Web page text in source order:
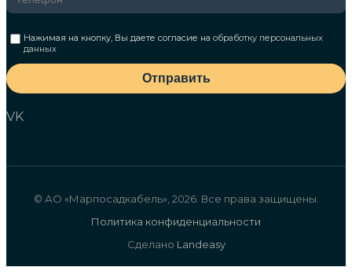
Нажимая на кнопку, Вы даете согласие наобработку персональных
данных
Отправить
VK
© АО «Марпосадкабель», 2026. Все права защищены.
Политика конфиденциальности
Сделано Landeasy